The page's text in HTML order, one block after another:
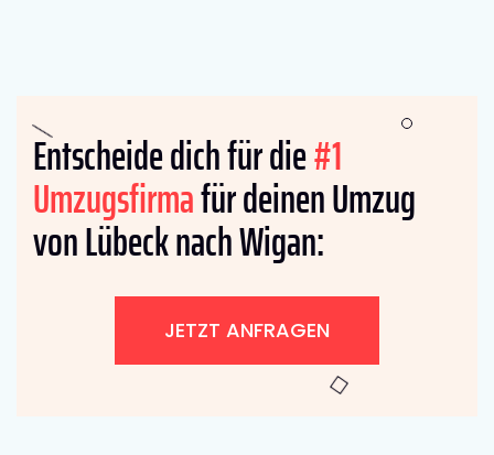
Entscheide dich für die#1
Umzugsfirmafür deinen Umzug
von Lübeck nach Wigan:
JETZT ANFRAGEN